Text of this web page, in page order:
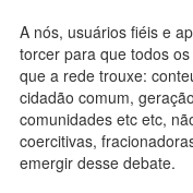
A nós, usuários fiéis e
torcer para que todos
que a rede trouxe:
cidadão comum,
comunidades etc etc,
coercitivas,
emergir desse debate.